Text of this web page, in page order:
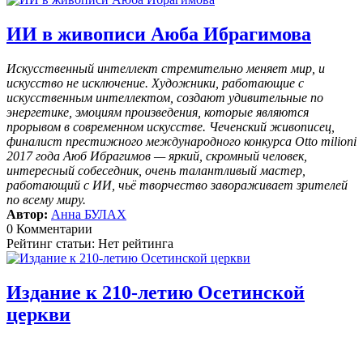
ИИ в живописи Аюба Ибрагимова
Искусственный интеллект стремительно меняет мир, и
искусство не исключение. Художники, работающие с
искусственным интеллектом, создают удивительные по
энергетике, эмоциям произведения, которые являются
прорывом в современном искусстве. Чеченский живописец,
финалист престижного международного конкурса Otto milioni
2017 года Аюб Ибрагимов — яркий, скромный человек,
интересный собеседник, очень талантливый мастер,
работающий с ИИ, чьё творчество завораживает зрителей
по всему миру.
Автор: Анна БУЛАХ
0 Комментарии
Рейтинг статьи: Нет рейтинга
Издание к 210-летию Осетинской
церкви